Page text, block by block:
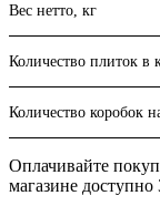
Вес нетто, кг
Количество плиток в
Количество коробок
Оплачивайте
магазине